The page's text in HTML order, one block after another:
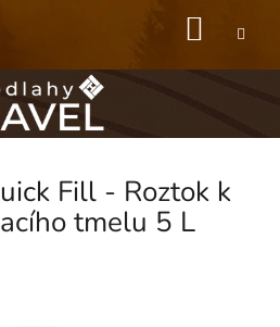
Fill - Roztok k
tmelu 5 L